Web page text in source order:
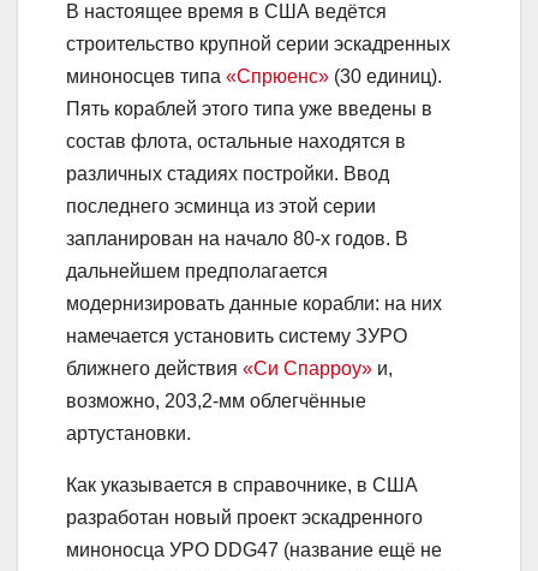
В настоящее время в США ведётся
строительство крупной серии эскадренных
миноносцев типа «Спрюенс» (30 единиц).
Пять кораблей этого типа уже введены в
состав флота, остальные находятся в
различных стадиях постройки. Ввод
последнего эсминца из этой серии
запланирован на начало 80-х годов. В
дальнейшем предполагается
модернизировать данные корабли: на них
намечается установить систему ЗУРО
ближнего действия «Си Спарроу» и,
возможно, 203,2-мм облегчённые
артустановки.
Как указывается в справочнике, в США
разработан новый проект эскадренного
миноносца УРО DDG47 (название ещё не